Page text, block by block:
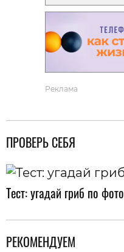
Реклама
ПРОВЕРЬ СЕБЯ
Тест: угадай гриб по фото
РЕКОМЕНДУЕМ